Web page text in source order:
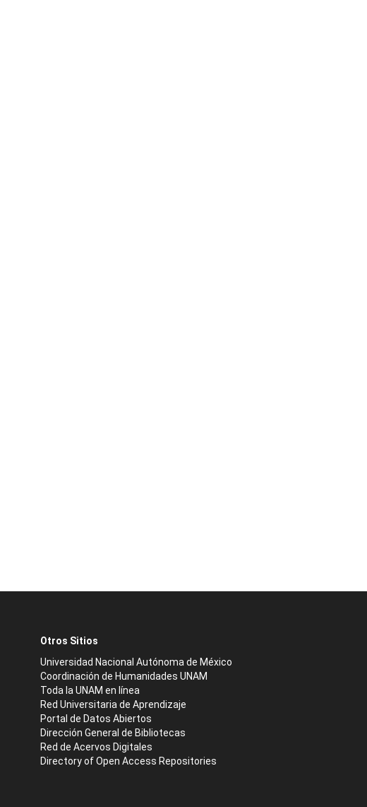
Otros Sitios
Universidad Nacional Autónoma de México
Coordinación de Humanidades UNAM
Toda la UNAM en línea
Red Universitaria de Aprendizaje
Portal de Datos Abiertos
Dirección General de Bibliotecas
Red de Acervos Digitales
Directory of Open Access Repositories